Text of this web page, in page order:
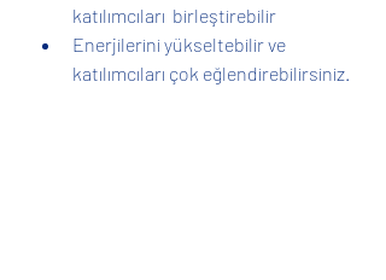
katılımcıları  birleştirebilir
Enerjilerini yükseltebilir ve
katılımcıları çok eğlendirebilirsiniz.